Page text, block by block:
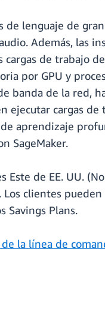
lenguaje de
Además, las
de trabajo
por GPU y
banda de la red,
ejecutar cargas
aprendizaje
SageMaker.
de EE. UU.
clientes
Savings Plans.
la línea de